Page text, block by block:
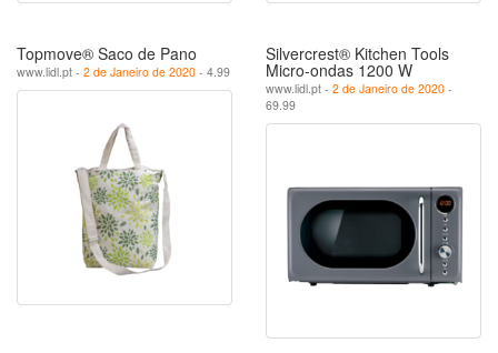
Topmove® Saco de Pano
www.lidl.pt - 2 de Janeiro de 2020 - 4.99
Silvercrest® Kitchen Tools
Micro-ondas 1200 W
www.lidl.pt - 2 de Janeiro de 2020 -
69.99